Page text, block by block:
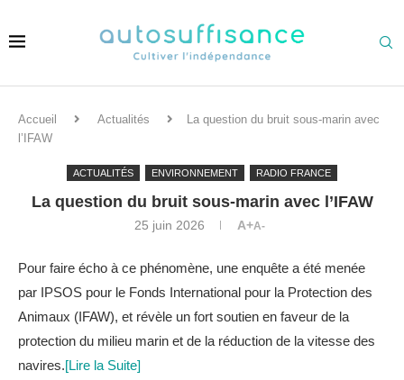
Accueil Actualités
La question du bruit sous-marin avec
l’IFAW
ACTUALITÉS ENVIRONNEMENT RADIO FRANCE
La question du bruit sous-marin avec l’IFAW
25 juin 2026 A+A-
Pour faire écho à ce phénomène, une enquête a été menée
par IPSOS pour le Fonds International pour la Protection des
Animaux (IFAW), et révèle un fort soutien en faveur de la
protection du milieu marin et de la réduction de la vitesse des
navires.[Lire la Suite]